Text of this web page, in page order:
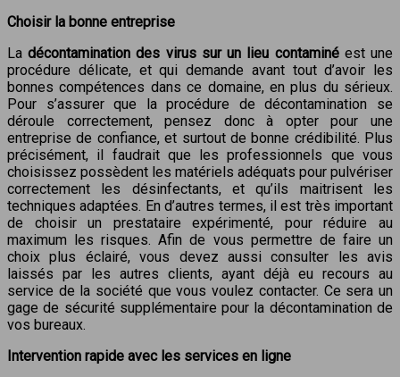
Choisir la bonne entreprise
Ladécontamination des virus sur un lieu contaminéest une
procédure délicate, et qui demande avant tout d’avoir les
bonnes compétences dans ce domaine, en plus du sérieux.
Pour s’assurer que la procédure de décontamination se
déroule correctement, pensez donc à opter pour une
entreprise de confiance, et surtout de bonne crédibilité. Plus
précisément, il faudrait que les professionnels que vous
choisissez possèdent les matériels adéquats pour pulvériser
correctement les désinfectants, et qu’ils maitrisent les
techniques adaptées. En d’autres termes, il est très important
de choisir un prestataire expérimenté, pour réduire au
maximum les risques. Afin de vous permettre de faire un
choix plus éclairé, vous devez aussi consulter les avis
laissés par les autres clients, ayant déjà eu recours au
service de la société que vous voulez contacter. Ce sera un
gage de sécurité supplémentaire pour la décontamination de
vos bureaux.
Intervention rapide avec les services en ligne